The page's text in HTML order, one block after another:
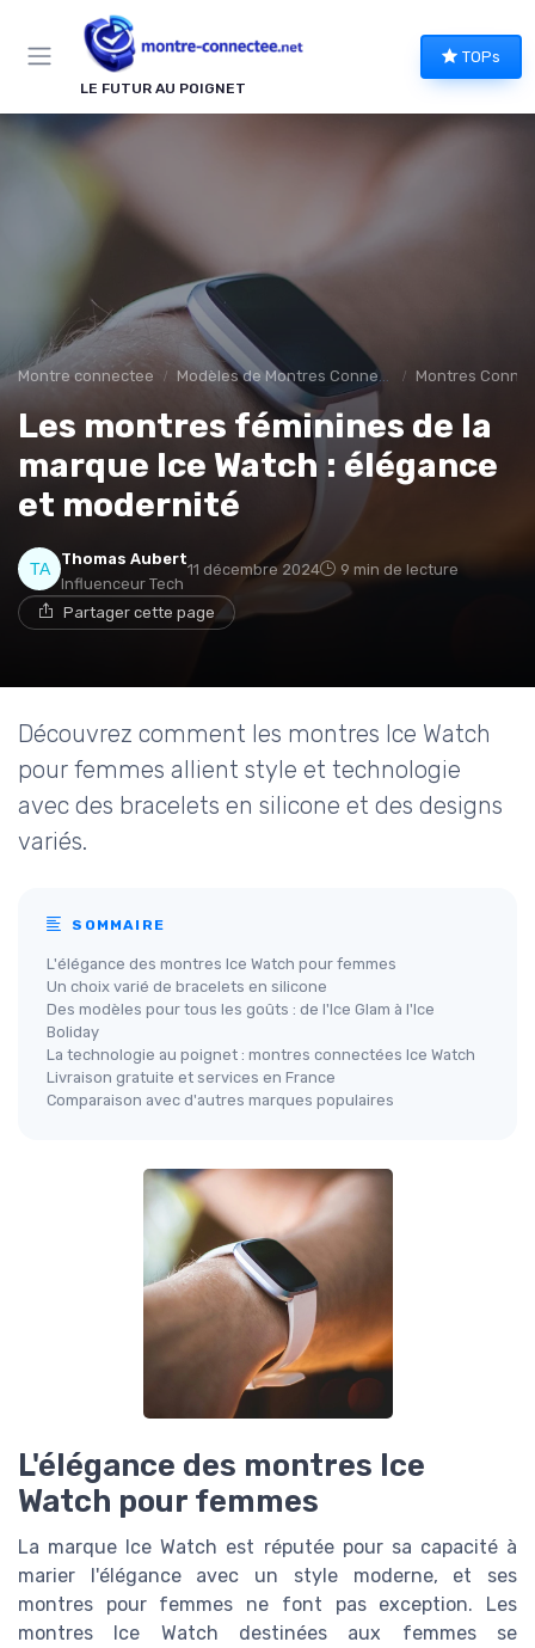
LE FUTUR AU POIGNET
TOPs
Montre connectee Modèles de Montres Connectées Montres
Les montres féminines de la
marque Ice Watch : élégance
et modernité
Thomas Aubert
Influenceur Tech
11 décembre 2024 9 min de lecture
Partager cette page
Découvrez comment les montres Ice Watch
pour femmes allient style et technologie
avec des bracelets en silicone et des designs
variés.
SOMMAIRE
L'élégance des montres Ice Watch pour femmes
Un choix varié de bracelets en silicone
Des modèles pour tous les goûts : de l'Ice Glam à l'Ice
Boliday
La technologie au poignet : montres connectées Ice Watch
Livraison gratuite et services en France
Comparaison avec d'autres marques populaires
L'élégance des montres Ice
Watch pour femmes
La marque Ice Watch est réputée pour sa capacité à
marier l'élégance avec un style moderne, et ses
montres pour femmes ne font pas exception. Les
montres Ice Watch destinées aux femmes se
Panneau de gestion des cookies